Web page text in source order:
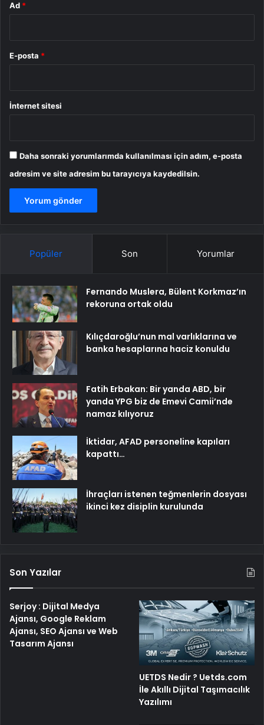
Ad *
E-posta *
İnternet sitesi
Daha sonraki yorumlarımda kullanılması için adım, e-posta
adresim ve site adresim bu tarayıcıya kaydedilsin.
Popüler Son Yorumlar
Fernando Muslera, Bülent Korkmaz’ın
rekoruna ortak oldu
Kılıçdaroğlu’nun mal varlıklarına ve
banka hesaplarına haciz konuldu
Fatih Erbakan: Bir yanda ABD, bir
yanda YPG biz de Emevi Camii’nde
namaz kılıyoruz
İktidar, AFAD personeline kapıları
kapattı…
İhraçları istenen teğmenlerin dosyası
ikinci kez disiplin kurulunda
Son Yazılar
Serjoy : Dijital Medya
Ajansı, Google Reklam
Ajansı, SEO Ajansı ve Web
Tasarım Ajansı
UETDS Nedir ? Uetds.com
İle Akıllı Dijital Taşımacılık
Yazılımı